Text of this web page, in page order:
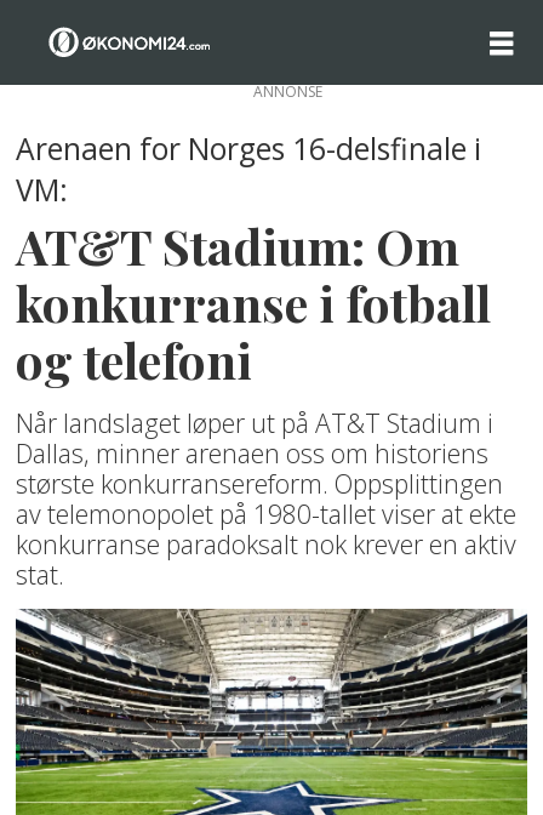
ANNONSE
Arenaen for Norges 16-delsfinale i
VM:
AT&T Stadium: Om
konkurranse i fotball
og telefoni
Når landslaget løper ut på AT&T Stadium i
Dallas, minner arenaen oss om historiens
største konkurransereform. Oppsplittingen
av telemonopolet på 1980-tallet viser at ekte
konkurranse paradoksalt nok krever en aktiv
stat.